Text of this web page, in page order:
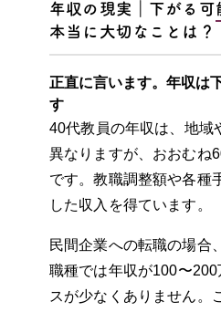
年収の現実｜下がる可
本当に大切なことは？
正直に言います。年収は
す
40代教員の年収は、地域
異なりますが、おおむね
です。教職調整額や各種
した収入を得ています。
民間企業への転職の場合
職種では年収が100〜
スが少なくありません。